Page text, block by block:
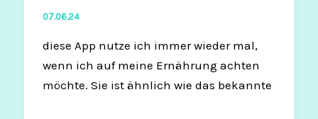
07.06.24
diese App nutze ich immer wieder mal,
wenn ich auf meine Ernährung achten
möchte. Sie ist ähnlich wie das bekannte